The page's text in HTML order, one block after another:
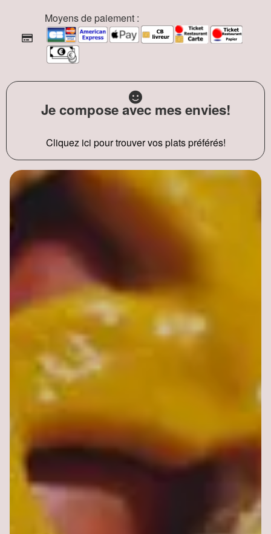
Moyens de paiement :
Je compose avec mes envies!
Cliquez ici pour trouver vos plats préférés!